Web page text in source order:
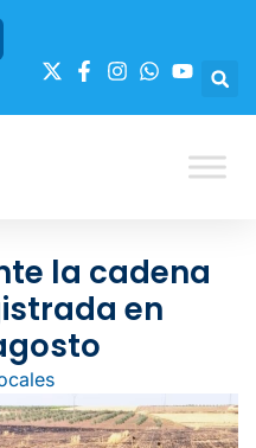
la cadena
en